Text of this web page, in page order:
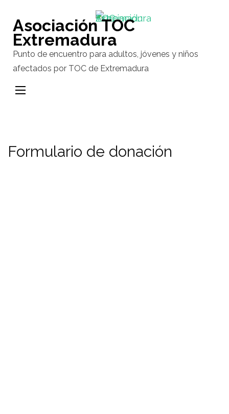
contenido
(presiona
Intro)
Asociación TOC
Extremadura
Punto de encuentro para adultos, jóvenes y niños
afectados por TOC de Extremadura
Formulario de donación